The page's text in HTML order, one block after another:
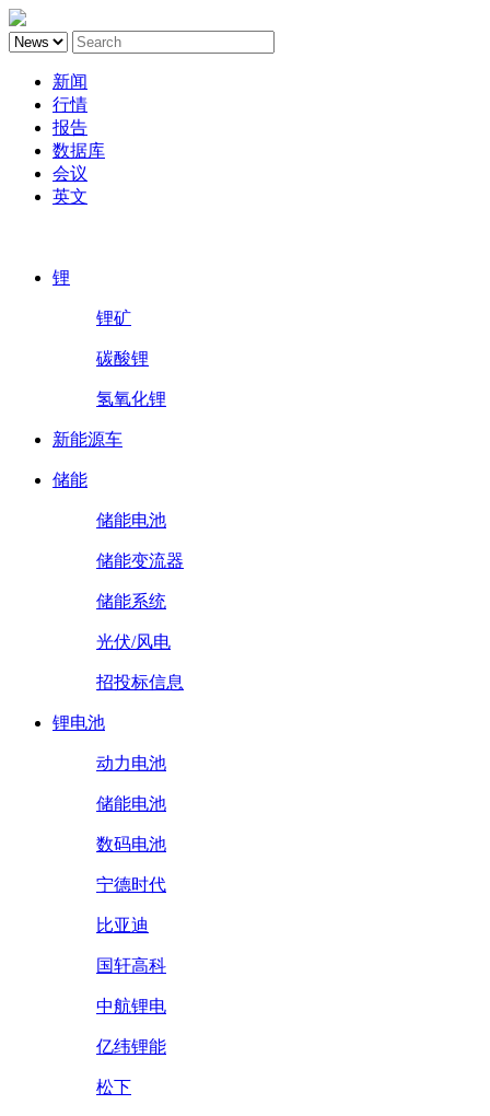
新闻
行情
报告
数据库
会议
英文
锂
锂矿
碳酸锂
氢氧化锂
新能源车
储能
储能电池
储能变流器
储能系统
光伏/风电
招投标信息
锂电池
动力电池
储能电池
数码电池
宁德时代
比亚迪
国轩高科
中航锂电
亿纬锂能
松下